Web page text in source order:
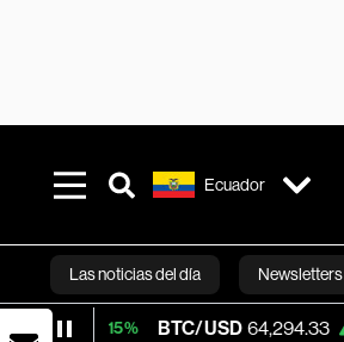
Ecuador
Las noticias del día Newsletters
BTC/USD 64,294.33 +0.87%